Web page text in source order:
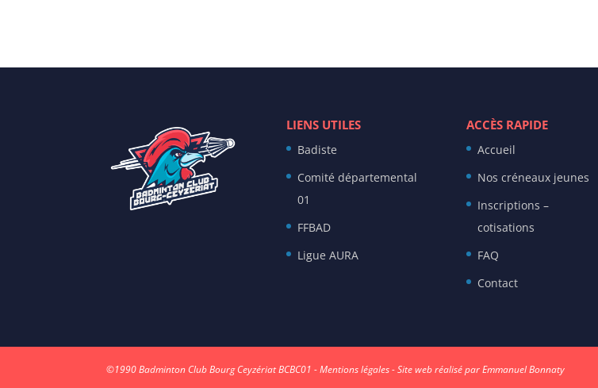
LIENS UTILES
Badiste
Comité départemental
01
FFBAD
Ligue AURA
ACCÈS RAPIDE
Accueil
Nos créneaux jeunes
Inscriptions –
cotisations
FAQ
Contact
©1990Badminton Club Bourg Ceyzériat BCBC01 -Mentions légales- Site web réalisé parEmmanuel Bonnaty